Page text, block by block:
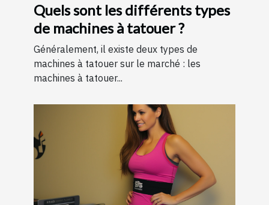
Quels sont les différents types
de machines à tatouer ?
Généralement, il existe deux types de
machines à tatouer sur le marché : les
machines à tatouer...